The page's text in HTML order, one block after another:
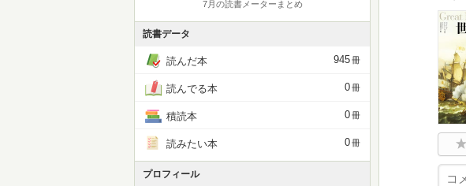
7月の読書メーターまとめ
読書データ
読んだ本 945冊
読んでる本 0冊
積読本 0冊
読みたい本 0冊
プロフィール